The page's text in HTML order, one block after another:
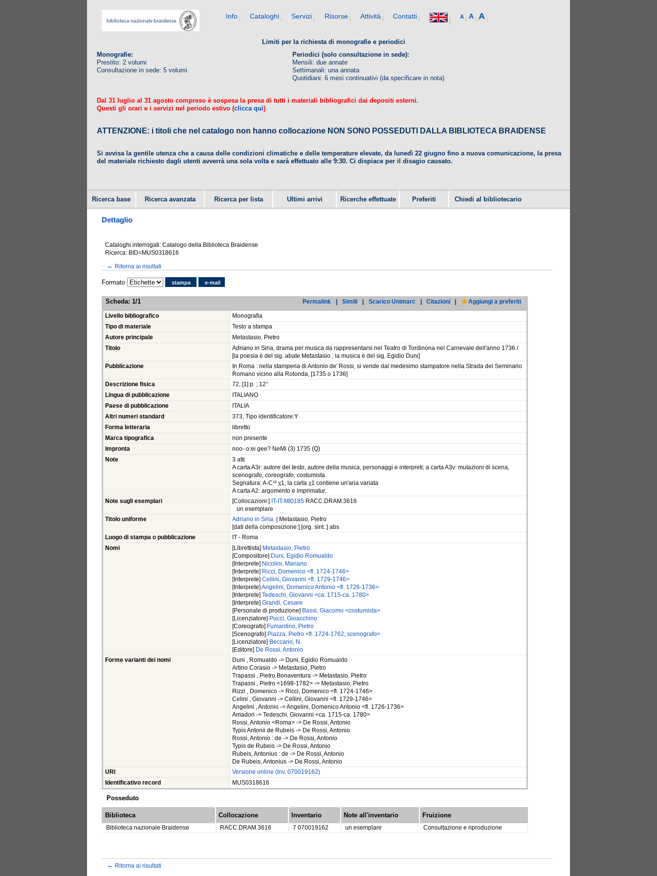
Info Cataloghi Servizi Risorse Attività Contatti A A A
Limiti per la richiesta di monografie e periodici
Monografie:
Periodici (solo consultazione in sede):
Prestito: 2 volumi
Mensili: due annate
Consultazione in sede: 5 volumi
Settimanali: una annata
Quotidiani: 6 mesi continuativi (da specificare in nota)
Dal 31 luglio al 31 agosto compreso è sospesa la presa di tutti i materiali bibliografici dai depositi esterni.
Questi gli orari e i servizi nel periodo estivo (clicca qui)
ATTENZIONE: i titoli che nel catalogo non hanno collocazione NON SONO POSSEDUTI DALLA BIBLIOTECA BRAIDENSE
Si avvisa la gentile utenza che a causa delle condizioni climatiche e delle temperature elevate, da lunedì 22 giugno fino a nuova comunicazione, la presa
del materiale richiesto dagli utenti avverrà una sola volta e sarà effettuato alle 9:30. Ci dispiace per il disagio causato.
Ricerca base Ricerca avanzata Ricerca per lista Ultimi arrivi Ricerche effettuate Preferiti Chiedi al bibliotecario
Dettaglio
Cataloghi interrogati: Catalogo della Biblioteca Braidense
Ricerca: BID=MUS0318616
← Ritorna ai risultati
Formato stampa e-mail
Scheda: 1/1 Permalink Simili Scarico Unimarc Citazioni Aggiungi a preferiti
Livello bibliografico
Monografia
Tipo di materiale
Testo a stampa
Autore principale
Metastasio, Pietro
Titolo
Adriano in Siria, drama per musica da rappresentarsi nel Teatro di Tordinona nel Carnevale dell'anno 1736 /
[la poesia è del sig. abate Metastasio ; la musica è del sig. Egidio Duni]
Pubblicazione
In Roma : nella stamperia di Antonio de' Rossi, si vende dal medesimo stampatore nella Strada del Seminario
Romano vicino alla Rotonda, [1735 o 1736]
Descrizione fisica
72, [1] p. ; 12°
Lingua di pubblicazione
ITALIANO
Paese di pubblicazione
ITALIA
Altri numeri standard
373, Tipo identificatore:Y
Forma letteraria
libretto
Marca tipografica
non presente
Impronta
noo- o:ei gee? NeMi (3) 1735 (Q)
Note
3 atti
A carta A3r: autore del testo, autore della musica, personaggi e interpreti; a carta A3v: mutazioni di scena,
scenografo, coreografo, costumista
Segnatura: A-C¹² χ1; la carta χ1 contiene un'aria variata
A carta A2: argomento e imprimatur.
Note sugli esemplari
[Collocazioni:] IT-IT-MI0185 RACC.DRAM.3616
un esemplare
Titolo uniforme
Adriano in Siria.
| Metastasio, Pietro
[dati della composizione:] [org. sint.:] abs
Luogo di stampa o pubblicazione
IT - Roma
Nomi
[Librettista]
Metastasio, Pietro
[Compositore]
Duni, Egidio Romualdo
[Interprete]
Nicolini, Mariano
[Interprete]
Ricci, Domenico <fl. 1724-1746>
[Interprete] Cellini, Giovanni <fl. 1729-1746>
[Interprete] Angelini, Domenico Antonio <fl. 1726-1736>
[Interprete]
Tedeschi, Giovanni <ca. 1715-ca. 1780>
[Interprete] Grandi, Cesare
[Personale di produzione]
Bassi, Giacomo <costumista>
[Licenziatore]
Pucci, Gioacchino
[Coreografo]
Fumantino, Pietro
[Scenografo]
Piazza, Pietro <fl. 1724-1762; scenografo>
[Licenziatore]
Beccario, N.
[Editore]
De Rossi, Antonio
Forme varianti dei nomi
Duni , Romualdo -> Duni, Egidio Romualdo
Artino Corasio -> Metastasio, Pietro
Trapassi , Pietro Bonaventura -> Metastasio, Pietro
Trapassi , Pietro <1698-1782> -> Metastasio, Pietro
Rizzi , Domenico -> Ricci, Domenico <fl. 1724-1746>
Celini , Giovanni -> Cellini, Giovanni <fl. 1729-1746>
Angelini , Antonio -> Angelini, Domenico Antonio <fl. 1726-1736>
Amadori -> Tedeschi, Giovanni <ca. 1715-ca. 1780>
Rossi, Antonio <Roma> -> De Rossi, Antonio
Typis Antonii de Rubeis -> De Rossi, Antonio
Rossi, Antonio : de -> De Rossi, Antonio
Typis de Rubeis -> De Rossi, Antonio
Rubeis, Antonius : de -> De Rossi, Antonio
De Rubeis, Antonius -> De Rossi, Antonio
URI
Versione online (Inv. 070019162)
Identificativo record
MUS0318616
Posseduto
Biblioteca Collocazione Inventario Note all'inventario Fruizione
Biblioteca nazionale Braidense RACC.DRAM.3616 7 070019162 un esemplare Consultazione e riproduzione
← Ritorna ai risultati